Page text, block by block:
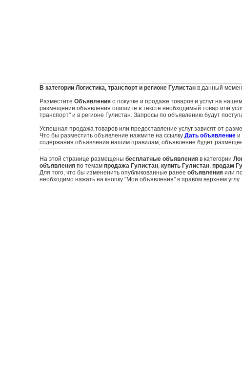
В категории Логистика, транспорт и регионе Гулистанв данный
Разместите Объявленияо покупке и продаже товаров и услуг на
размещении объявления опишите в тексте необходимый товар или
транспорт" и в регионе Гулистан. Запросы по объявлению будут
Успешная продажа товаров или предоставление услуг зависят от
Что бы разместить объявление нажмите на ссылку Дать объявлениеи
содержания объявления нашим правилам, объявление будет
На этой странице размещены бесплатные объявленияв категории
объявленияпо темам продажа Гулистан, купить Гулистан, продам
Для того, что бы измененить опубликованные ранее объявленияили
необходимо нажать на кнопку "Мои объявления" в правом верхнем углу.